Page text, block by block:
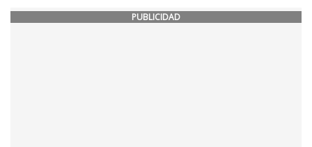
PUBLICIDAD